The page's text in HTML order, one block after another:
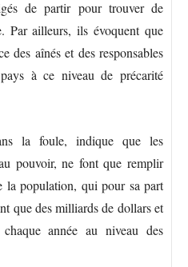
de partir pour trouver de
Par ailleurs, ils évoquent que
des aînés et des responsables
à ce niveau de précarité
la foule, indique que les
pouvoir, ne font que remplir
la population, qui pour sa part
que des milliards de dollars et
année au niveau des